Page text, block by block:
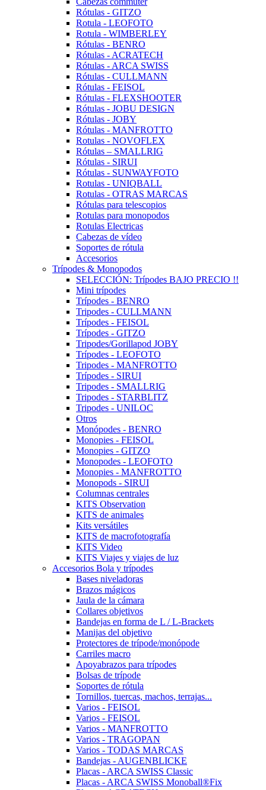
Rótulas - GITZO
Rotula - LEOFOTO
Rotula - WIMBERLEY
Rótulas - BENRO
Rótulas - ACRATECH
Rótulas - ARCA SWISS
Rótulas - CULLMANN
Rótulas - FEISOL
Rótulas - FLEXSHOOTER
Rótulas - JOBU DESIGN
Rótulas - JOBY
Rótulas - MANFROTTO
Rotulas - NOVOFLEX
Rótulas – SMALLRIG
Rótulas - SIRUI
Rótulas - SUNWAYFOTO
Rotulas - UNIQBALL
Rotulas - OTRAS MARCAS
Rótulas para telescopios
Rotulas para monopodos
Rotulas Electricas
Cabezas de vídeo
Soportes de rótula
Accesorios
Trípodes & Monopodos
SELECCIÓN: Trípodes BAJO PRECIO !!
Mini trípodes
Trípodes - BENRO
Tripodes - CULLMANN
Trípodes - FEISOL
Trípodes - GITZO
Tripodes/Gorillapod JOBY
Trípodes - LEOFOTO
Tripodes - MANFROTTO
Trípodes - SIRUI
Tripodes - SMALLRIG
Tripodes - STARBLITZ
Tripodes - UNILOC
Otros
Monópodes - BENRO
Monopies - FEISOL
Monopies - GITZO
Monopodes - LEOFOTO
Monopies - MANFROTTO
Monopods - SIRUI
Columnas centrales
KITS Observation
KITS de animales
Kits versátiles
KITS de macrofotografía
KITS Video
KITS Viajes y viajes de luz
Accesorios Bola y trípodes
Bases niveladoras
Brazos mágicos
Jaula de la cámara
Collares objetivos
Bandejas en forma de L / L-Brackets
Manijas del objetivo
Protectores de trípode/monópode
Carriles macro
Apoyabrazos para trípodes
Bolsas de trípode
Soportes de rótula
Tornillos, tuercas, machos, terrajas...
Varios - FEISOL
Varios - FEISOL
Varios - MANFROTTO
Varios - TRAGOPAN
Varios - TODAS MARCAS
Bandejas - AUGENBLICKE
Placas - ARCA SWISS Classic
Placas - ARCA SWISS Monoball®Fix